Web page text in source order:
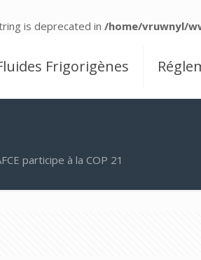
is deprecated in /home/vruwnyl/
Frigorigènes
participe à la COP 21